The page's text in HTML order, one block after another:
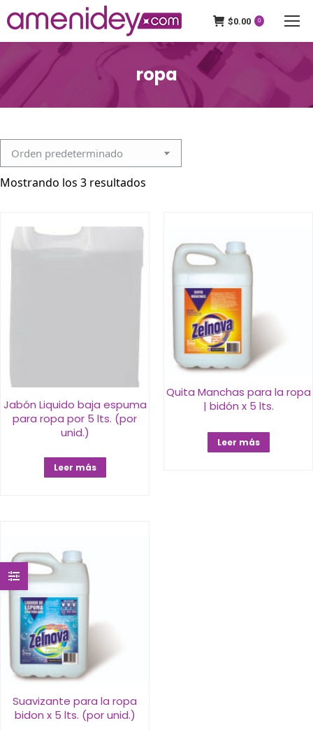
$0.00 0
ropa
Mostrando los 3 resultados
Jabón Liquido baja espuma
para ropa por 5 lts. (por
unid.)
Leer más
Quita Manchas para la ropa
| bidón x 5 lts.
Leer más
Suavizante para la ropa
bidon x 5 lts. (por unid.)